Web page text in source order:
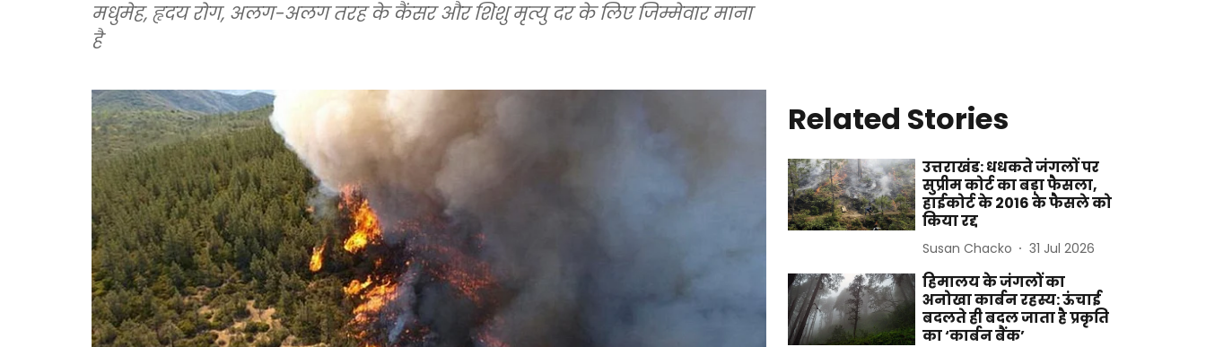
मधुमेह, हृदय रोग, अलग-अलग तरह के कैंसर और शिशु मृत्यु दर के लिए जिम्मेवार माना
है
Related Stories
उत्तराखंड: धधकते जंगलों पर
सुप्रीम कोर्ट का बड़ा फैसला,
हाईकोर्ट के 2016 के फैसले को
किया रद्द
Susan Chacko 31 Jul 2026
हिमालय के जंगलों का
अनोखा कार्बन रहस्य: ऊंचाई
बदलते ही बदल जाता है प्रकृति
का ‘कार्बन बैंक’